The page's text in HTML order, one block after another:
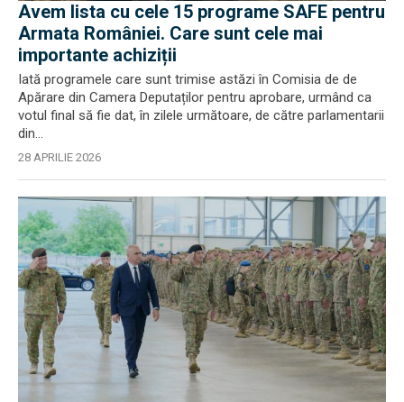
Avem lista cu cele 15 programe SAFE pentru
Armata României. Care sunt cele mai
importante achiziții
Iată programele care sunt trimise astăzi în Comisia de de
Apărare din Camera Deputaților pentru aprobare, urmând ca
votul final să fie dat, în zilele următoare, de către parlamentarii
din...
28 APRILIE 2026